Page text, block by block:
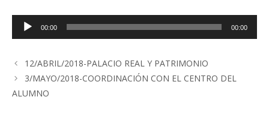
Reproductor
00:00 00:00
12/ABRIL/2018-PALACIO REAL Y PATRIMONIO
3/MAYO/2018-COORDINACIÓN CON EL CENTRO DEL
ALUMNO